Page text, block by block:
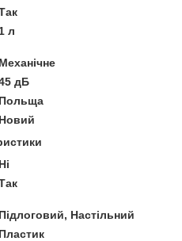
1 л
Механічне
дБ
Польща
Новий
Ні
Підлоговий, Настільний
Пластик